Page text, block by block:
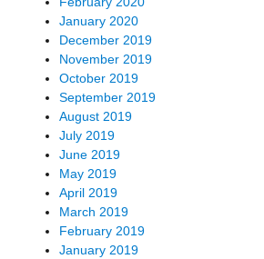
January 2020
December 2019
November 2019
October 2019
September 2019
August 2019
July 2019
June 2019
May 2019
April 2019
March 2019
February 2019
January 2019